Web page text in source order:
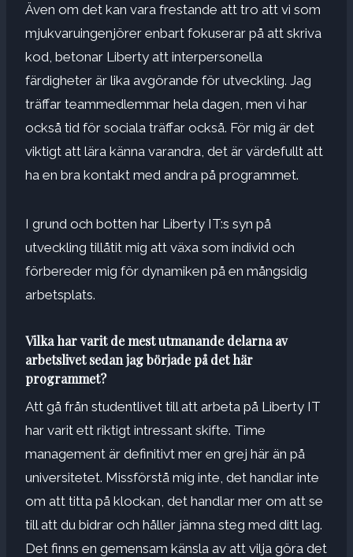
Även om det kan vara frestande att tro att vi som
mjukvaruingenjörer enbart fokuserar på att skriva
kod, betonar Liberty att interpersonella
färdigheter är lika avgörande för utveckling. Jag
träffar teammedlemmar hela dagen, men vi har
också tid för sociala träffar också. För mig är det
viktigt att lära känna varandra, det är värdefullt att
ha en bra kontakt med andra på programmet.
I grund och botten har Liberty IT:s syn på
utveckling tillåtit mig att växa som individ och
förbereder mig för dynamiken på en mångsidig
arbetsplats.
Vilka har varit de mest utmanande delarna av
arbetslivet sedan jag började på det här
programmet?
Att gå från studentlivet till att arbeta på Liberty IT
har varit ett riktigt intressant skifte. Time
management är definitivt mer en grej här än på
universitetet. Missförstå mig inte, det handlar inte
om att titta på klockan, det handlar mer om att se
till att du bidrar och håller jämna steg med ditt lag.
Det finns en gemensam känsla av att vilja göra det